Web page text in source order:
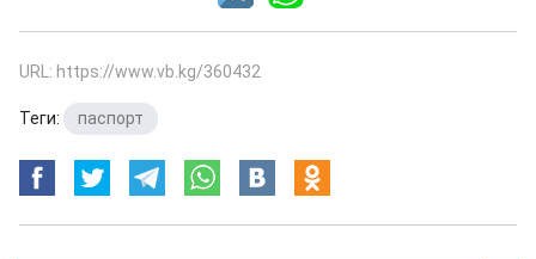
URL: https://www.vb.kg/360432
Теги: паспорт